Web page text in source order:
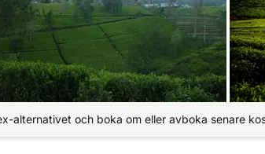
alternativet och boka om eller avboka senare